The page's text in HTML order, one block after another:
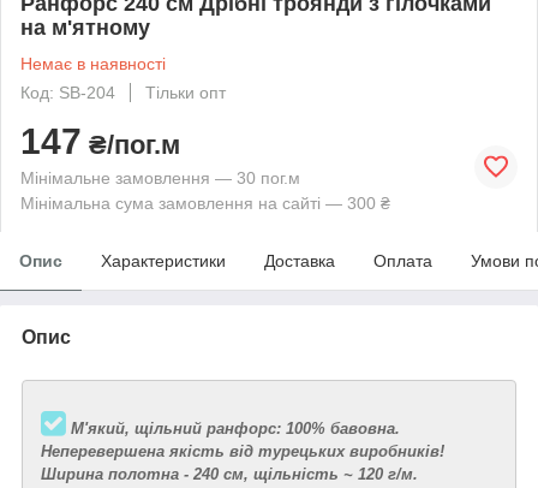
на м'ятному
Немає в наявності
Код: SB-204
Тільки опт
147 ₴/пог.м
Мінімальне замовлення — 30 пог.м
Мінімальна сума замовлення на сайті — 300 ₴
Опис Характеристики Доставка Оплата Умови
Опис
М'який, щільний ранфорс: 100% бавовна.
Неперевершена якість від турецьких виробників!
Ширина полотна - 240 см, щільність ~ 120 г/м.